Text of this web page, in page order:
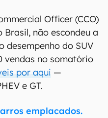
Officer (CCO)
não escondeu a
desempenho do SUV
vendas no somatório
por aqui —
e GT.
emplacados.